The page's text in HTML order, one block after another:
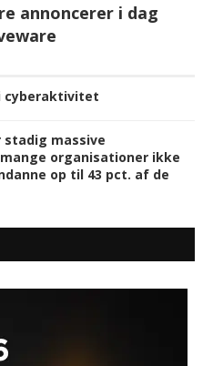
annoncerer i dag
cyberaktivitet
stadig massive
organisationer ikke
op til 43 pct. af de